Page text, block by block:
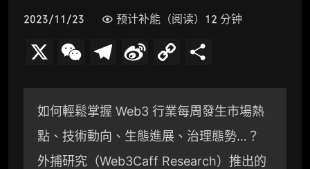
2023/11/23 预计补能（阅读）12 分钟
W
C
h
a
l
g
n
a
W
p
L
如何輕鬆掌握 Web3 行業每周發生市場熱
點、技術動向、生態進展、治理態勢…？
外捕研究（Web3Caff Research）推出的